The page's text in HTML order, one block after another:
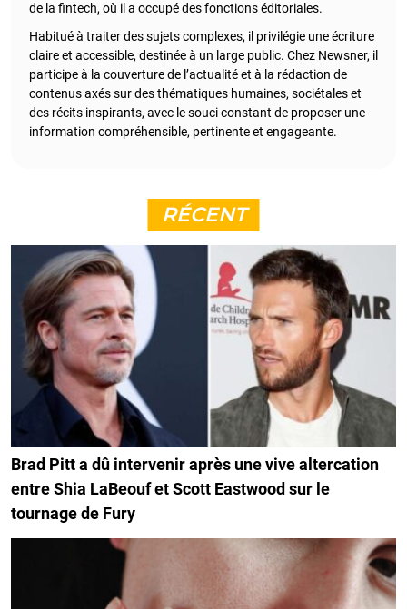
de la fintech, où il a occupé des fonctions éditoriales.
Habitué à traiter des sujets complexes, il privilégie une écriture
claire et accessible, destinée à un large public. Chez Newsner, il
participe à la couverture de l’actualité et à la rédaction de
contenus axés sur des thématiques humaines, sociétales et
des récits inspirants, avec le souci constant de proposer une
information compréhensible, pertinente et engageante.
RÉCENT
Brad Pitt a dû intervenir après une vive altercation
entre Shia LaBeouf et Scott Eastwood sur le
tournage de Fury